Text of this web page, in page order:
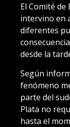
El Comité
intervino en
diferentes
desde la
Según
fenómeno
parte del
Plata no
hasta el